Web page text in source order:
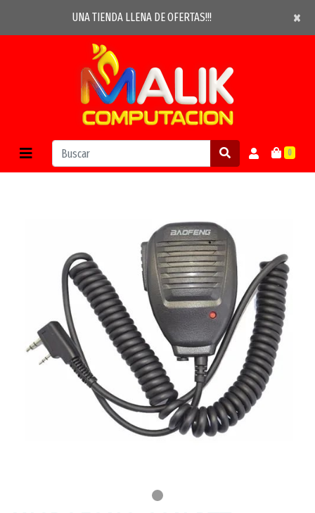
UNA TIENDA LLENA DE OFERTAS!!! ×
×
0